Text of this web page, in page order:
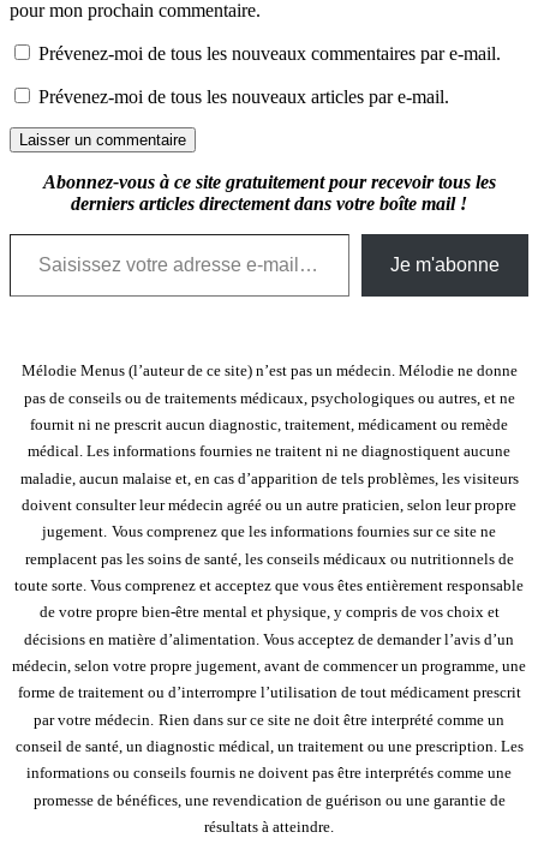
pour mon prochain commentaire.
Prévenez-moi de tous les nouveaux commentaires par e-mail.
Prévenez-moi de tous les nouveaux articles par e-mail.
Abonnez-vous à ce site gratuitement pour recevoir tous les
derniers articles directement dans votre boîte mail !
Saisissez votre adresse e-mail…
Je m'abonne
Mélodie Menus (l’auteur de ce site) n’est pas un médecin. Mélodie ne donne
pas de conseils ou de traitements médicaux, psychologiques ou autres, et ne
fournit ni ne prescrit aucun diagnostic, traitement, médicament ou remède
médical. Les informations fournies ne traitent ni ne diagnostiquent aucune
maladie, aucun malaise et, en cas d’apparition de tels problèmes, les visiteurs
doivent consulter leur médecin agréé ou un autre praticien, selon leur propre
jugement. Vous comprenez que les informations fournies sur ce site ne
remplacent pas les soins de santé, les conseils médicaux ou nutritionnels de
toute sorte. Vous comprenez et acceptez que vous êtes entièrement responsable
de votre propre bien-être mental et physique, y compris de vos choix et
décisions en matière d’alimentation. Vous acceptez de demander l’avis d’un
médecin, selon votre propre jugement, avant de commencer un programme, une
forme de traitement ou d’interrompre l’utilisation de tout médicament prescrit
par votre médecin. Rien dans sur ce site ne doit être interprété comme un
conseil de santé, un diagnostic médical, un traitement ou une prescription. Les
informations ou conseils fournis ne doivent pas être interprétés comme une
promesse de bénéfices, une revendication de guérison ou une garantie de
résultats à atteindre.